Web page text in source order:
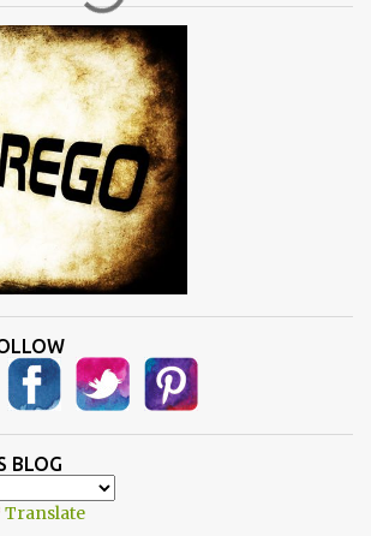
BLOG
Translate